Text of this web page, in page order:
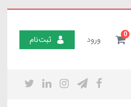
0 ورود ثبت‌نام